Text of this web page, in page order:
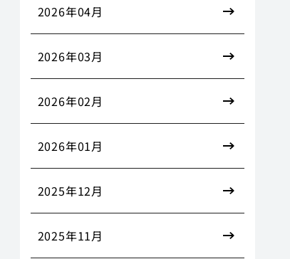
2026年04月
2026年03月
2026年02月
2026年01月
2025年12月
2025年11月